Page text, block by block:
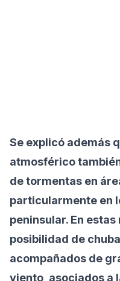
Se explicó además
atmosférico
de tormentas en
particularmente en
peninsular. En
posibilidad de
acompañados de
viento, asociados a